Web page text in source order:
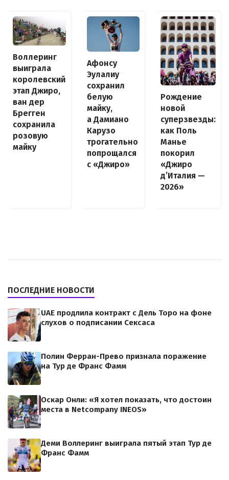
Воллеринг
выиграла
королевский
этап Джиро,
ван дер
Брегген
сохранила
розовую
майку
Афонсу
Эулалиу
сохранил
белую
майку,
а Дамиано
Карузо
трогательно
попрощался
с «Джиро»
Рождение
новой
суперзвезды:
как Поль
Манье
покорил
«Джиро
д’Италия —
2026»
ПОСЛЕДНИЕ НОВОСТИ
UAE продлила контракт с Дель Торо на фоне
слухов о подписании Сексаса
Полин Ферран-Прево признала поражение
на Тур де Франс Фамм
Оскар Онли: «Я хотел показать, что достоин
места в Netcompany INEOS»
Деми Воллеринг выиграла пятый этап Тур де
Франс Фамм